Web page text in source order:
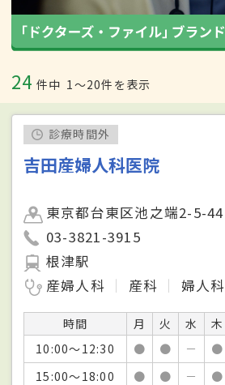
24 件中 1〜20件を表示
診療時間外
吉田産婦人科医院
東京都台東区池之端2-5-44
03-3821-3915
根津駅
産婦人科
産科 婦人科
時間 月 火 水 木
10:00～12:30
● ● － ●
15:00～18:00
● ● － ●